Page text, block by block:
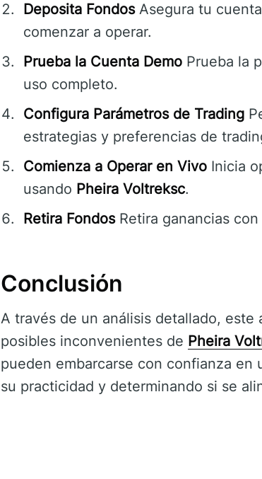
Deposita FondosAsegura tu
comenzar a operar.
Prueba la Cuenta Demo Prueba la
uso completo.
Configura Parámetros de Trading
estrategias y preferencias de
Comienza a Operar en Vivo Inicia
usando Pheira Voltreksc.
Retira FondosRetira ganancias
Conclusión
A través de un análisis detallado,
posibles inconvenientes de Pheira
pueden embarcarse con confianza
su practicidad y determinando si se